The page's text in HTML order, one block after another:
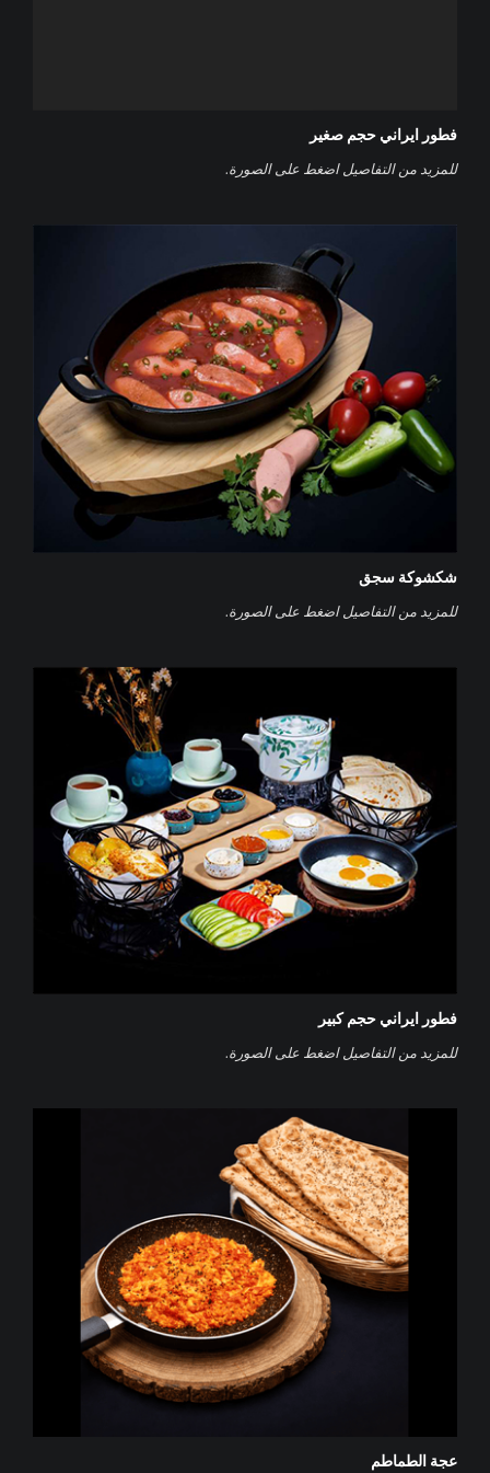
فطور ايراني حجم صغير
‌للمزيد من التفاصيل اضغط على الصورة.
شكشوكة سجق
‌للمزيد من التفاصيل اضغط على الصورة.
فطور ايراني حجم كبير
‌للمزيد من التفاصيل اضغط على الصورة.
عجة الطماطم